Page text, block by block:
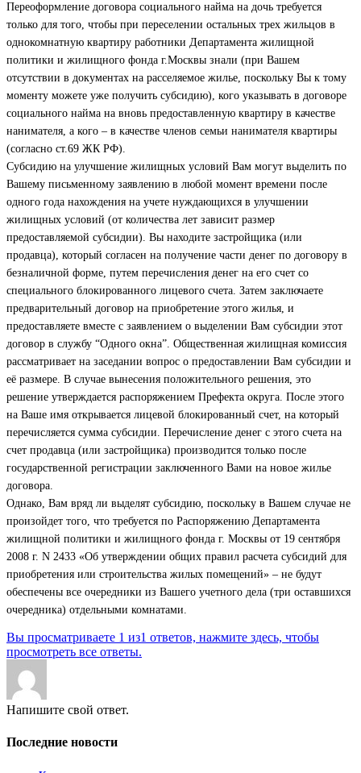
Переоформление договора социального найма на дочь требуется
только для того, чтобы при переселении остальных трех жильцов в
однокомнатную квартиру работники Департамента жилищной
политики и жилищного фонда г.Москвы знали (при Вашем
отсутствии в документах на расселяемое жилье, поскольку Вы к тому
моменту можете уже получить субсидию), кого указывать в договоре
социального найма на вновь предоставленную квартиру в качестве
нанимателя, а кого – в качестве членов семьи нанимателя квартиры
(согласно ст.69 ЖК РФ).
Субсидию на улучшение жилищных условий Вам могут выделить по
Вашему письменному заявлению в любой момент времени после
одного года нахождения на учете нуждающихся в улучшении
жилищных условий (от количества лет зависит размер
предоставляемой субсидии). Вы находите застройщика (или
продавца), который согласен на получение части денег по договору в
безналичной форме, путем перечисления денег на его счет со
специального блокированного лицевого счета. Затем заключаете
предварительный договор на приобретение этого жилья, и
предоставляете вместе с заявлением о выделении Вам субсидии этот
договор в службу “Одного окна”. Общественная жилищная комиссия
рассматривает на заседании вопрос о предоставлении Вам субсидии и
её размере. В случае вынесения положительного решения, это
решение утверждается распоряжением Префекта округа. После этого
на Ваше имя открывается лицевой блокированный счет, на который
перечисляется сумма субсидии. Перечисление денег с этого счета на
счет продавца (или застройщика) производится только после
государственной регистрации заключенного Вами на новое жилье
договора.
Однако, Вам вряд ли выделят субсидию, поскольку в Вашем случае не
произойдет того, что требуется по Распоряжению Департамента
жилищной политики и жилищного фонда г. Москвы от 19 сентября
2008 г. N 2433 «Об утверждении общих правил расчета субсидий для
приобретения или строительства жилых помещений» – не будут
обеспечены все очередники из Вашего учетного дела (три оставшихся
очередника) отдельными комнатами.
Вы просматриваете 1 из1 ответов, нажмите здесь, чтобы
просмотреть все ответы.
Напишите свой ответ.
Последние новости